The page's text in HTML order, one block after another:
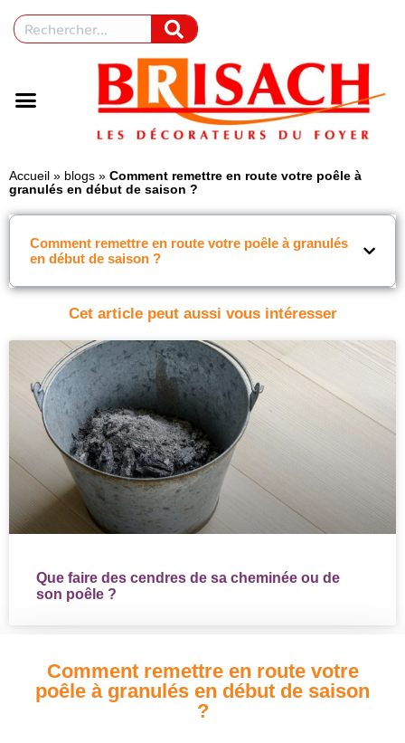
Accueil » blogs » Comment remettre en route votre poêle à
granulés en début de saison ?
Comment remettre en route votre poêle à granulés
en début de saison ?
Cet article peut aussi vous intéresser
Que faire des cendres de sa cheminée ou de
son poêle ?
Comment remettre en route votre
poêle à granulés en début de saison
?